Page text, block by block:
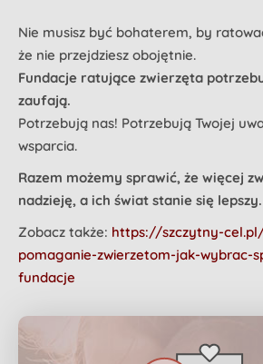
Nie musisz być bohaterem, by
że nie przejdziesz obojętnie.
Fundacje ratujące zwierzęta
zaufają.
Potrzebują nas! Potrzebują Twojej
wsparcia.
Razem możemy sprawić, że więcej
nadzieję, a ich świat stanie się lepszy.
Zobacz także: https://szczytny-
pomaganie-zwierzetom-jak-wybrac-
fundacje